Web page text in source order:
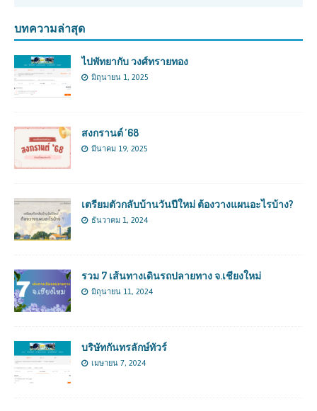
บทความล่าสุด
ไปพัทยากับ วงศ์ทรายทอง
มิถุนายน 1, 2025
สงกรานต์ ’68
มีนาคม 19, 2025
เตรียมตัวกลับบ้านวันปีใหม่ ต้องวางแผนอะไรบ้าง?
ธันวาคม 1, 2024
รวม 7 เส้นทางเดินรถปลายทาง จ.เชียงใหม่
มิถุนายน 11, 2024
บริษัทกันทรลักษ์ทัวร์
เมษายน 7, 2024